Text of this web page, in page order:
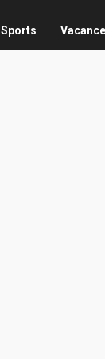
Sports